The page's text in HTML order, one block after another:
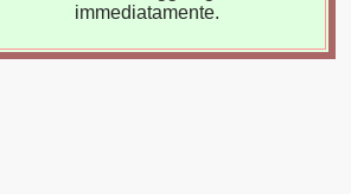
immediatamente.